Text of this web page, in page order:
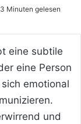
3 Minuten gelesen
eine subtile
eine Person
emotional
und